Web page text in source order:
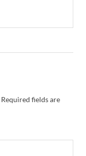
Required fields are